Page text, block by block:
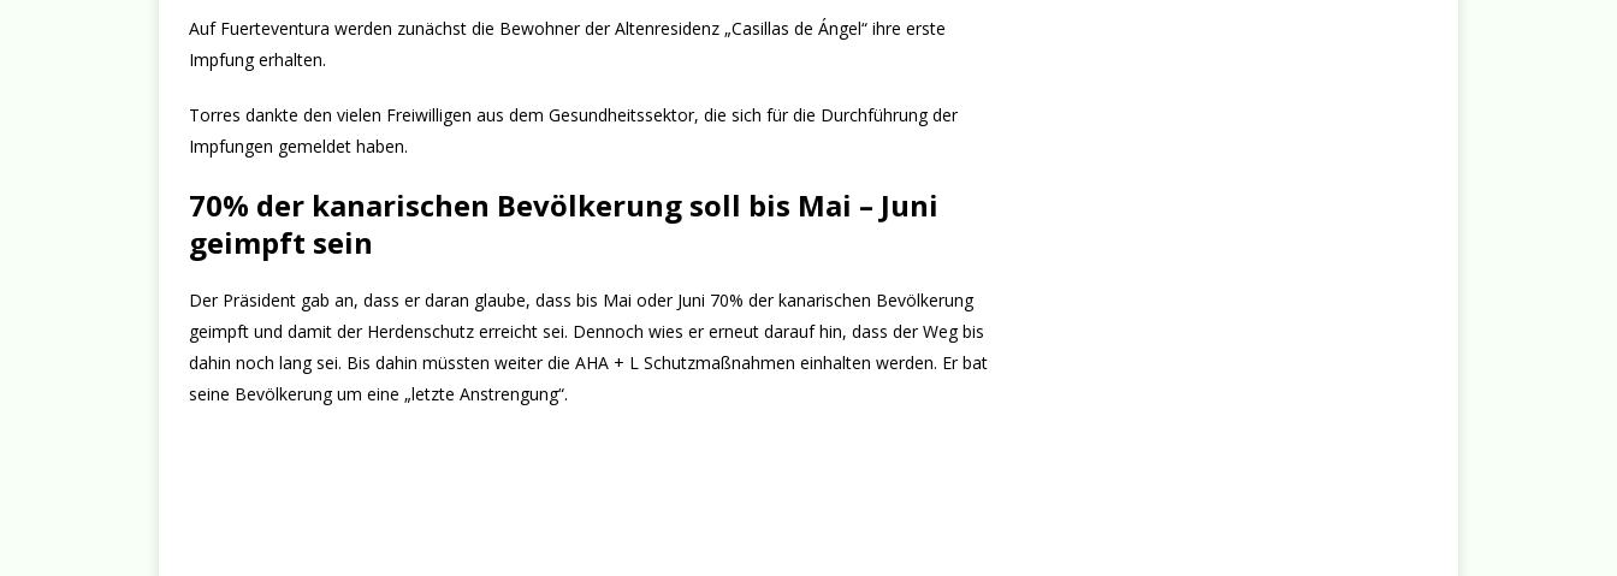
Auf Fuerteventura werden zunächst die Bewohner der Altenresidenz „Casillas de Ángel“ ihre erste
Impfung erhalten.
Torres dankte den vielen Freiwilligen aus dem Gesundheitssektor, die sich für die Durchführung der
Impfungen gemeldet haben.
70% der kanarischen Bevölkerung soll bis Mai – Juni
geimpft sein
Der Präsident gab an, dass er daran glaube, dass bis Mai oder Juni 70% der kanarischen Bevölkerung
geimpft und damit der Herdenschutz erreicht sei. Dennoch wies er erneut darauf hin, dass der Weg bis
dahin noch lang sei. Bis dahin müssten weiter die AHA + L Schutzmaßnahmen einhalten werden. Er bat
seine Bevölkerung um eine „letzte Anstrengung“.